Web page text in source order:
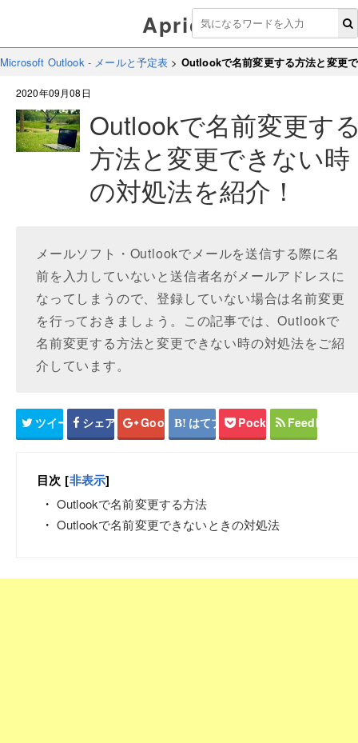
Aprico
Microsoft Outlook - メールと予定表 > Outlookで名前変更する方法と変更
2020年09月08日
Outlookで名前変更す
方法と変更できない時
の対処法を紹介！
メールソフト・Outlookでメールを送信する際に名
前を入力していないと送信者名がメールアドレスに
なってしまうので、登録していない場合は名前変更
を行っておきましょう。この記事では、Outlookで
名前変更する方法と変更できない時の対処法をご紹
介しています。
ツイート シェア Google+ はてブ Pocket Feedly
目次 [非表示]
Outlookで名前変更する方法
Outlookで名前変更できないときの対処法